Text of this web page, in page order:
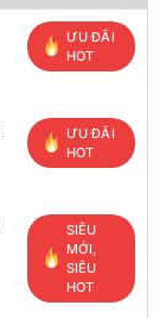
ƯU ĐÃI
HOT
ƯU ĐÃI
HOT
SIÊU
MỚI,
SIÊU
HOT